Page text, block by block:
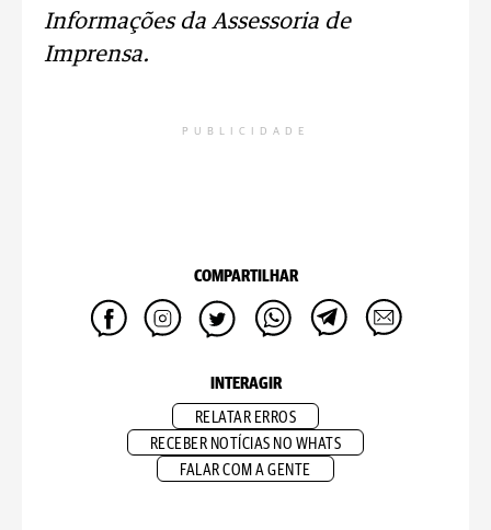
Informações da Assessoria de
Imprensa.
PUBLICIDADE
COMPARTILHAR
INTERAGIR
RELATAR ERROS
RECEBER NOTÍCIAS NO WHATS
FALAR COM A GENTE